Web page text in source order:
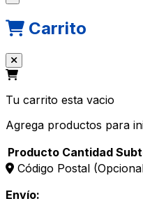
Carrito
Tu carrito esta vacio
Agrega productos para
Producto Cantidad
Código Postal
Envío: